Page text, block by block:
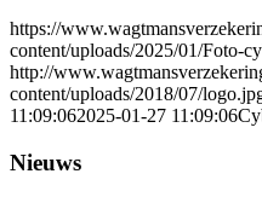
https://
content/uploads/2025/01/Foto-
http://
content/uploads/2018/07/
11:09:062025-01-27 11:09:06
Nieuws